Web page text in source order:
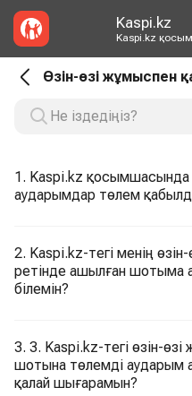
Kaspi.kz
Kaspi.kz
1. Kaspi.kz
аударымдар төлем
2. Kaspi.kz-тегі менің
ретінде ашылған шотыма
білемін?
3. 3. Kaspi.kz-тегі өзін-
шотына төлемді аударым
қалай шығарамын?